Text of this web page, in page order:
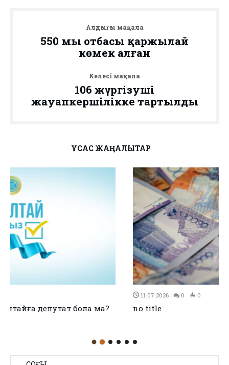
Алдыңғы мақала
550 мың отбасы қаржылай
көмек алған
Келесі мақала
106 жүргізуші
жауапкершілікке тартылды
ҰҚСАС ЖАҢАЛЫҚТАР
no title